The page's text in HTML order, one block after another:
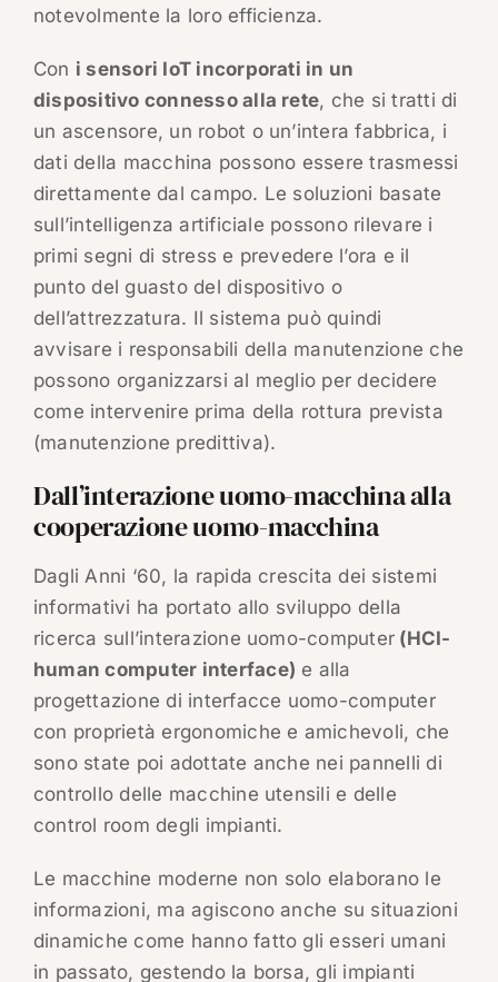
notevolmente la loro efficienza.
Con i sensori IoT incorporati in un
dispositivo connesso alla rete, che si tratti di
un ascensore, un robot o un’intera fabbrica, i
dati della macchina possono essere trasmessi
direttamente dal campo. Le soluzioni basate
sull’intelligenza artificiale possono rilevare i
primi segni di stress e prevedere l’ora e il
punto del guasto del dispositivo o
dell’attrezzatura. Il sistema può quindi
avvisare i responsabili della manutenzione che
possono organizzarsi al meglio per decidere
come intervenire prima della rottura prevista
(manutenzione predittiva).
Dall’interazione uomo-macchina alla
cooperazione uomo-macchina
Dagli Anni ‘60, la rapida crescita dei sistemi
informativi ha portato allo sviluppo della
ricerca sull’interazione uomo-computer (HCI-
human computer interface) e alla
progettazione di interfacce uomo-computer
con proprietà ergonomiche e amichevoli, che
sono state poi adottate anche nei pannelli di
controllo delle macchine utensili e delle
control room degli impianti.
Le macchine moderne non solo elaborano le
informazioni, ma agiscono anche su situazioni
dinamiche come hanno fatto gli esseri umani
in passato, gestendo la borsa, gli impianti